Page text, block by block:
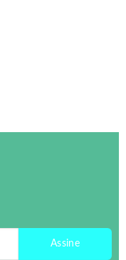
Assine